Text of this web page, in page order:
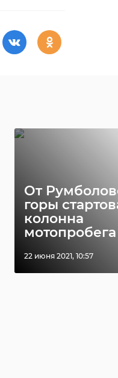
От
горы
колонна
мотопробега
22 июня 2021, 10:57